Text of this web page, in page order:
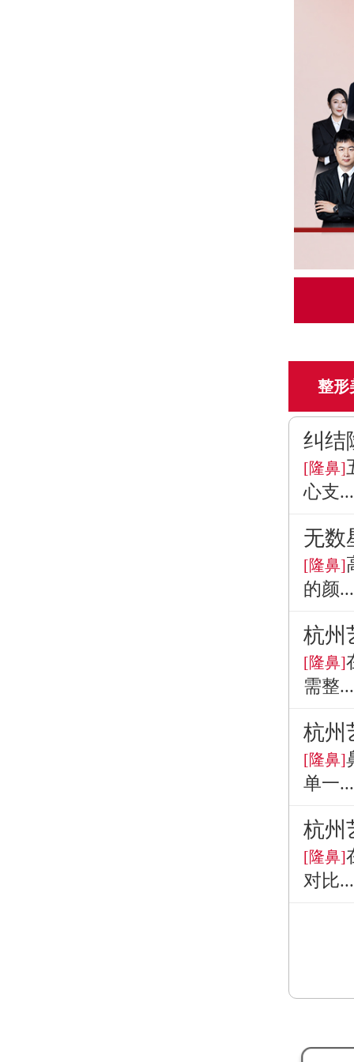
整形
纠结
[隆鼻]
心支...
无数
[隆鼻]
的颜...
杭州
[隆鼻]
需整...
杭州
[隆鼻]
单一...
杭州
[隆鼻]
对比...